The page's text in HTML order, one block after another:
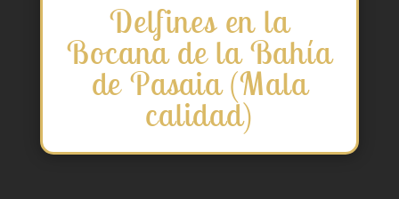
Delfines en la
Bocana de la Bahía
de Pasaia (Mala
calidad)